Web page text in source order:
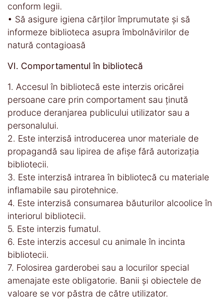
conform legii.
• Să asigure igiena cărților împrumutate și să
informeze biblioteca asupra îmbolnăvirilor de
natură contagioasă
VI. Comportamentul în bibliotecă
1. Accesul în bibliotecă este interzis oricărei
persoane care prin comportament sau ţinută
produce deranjarea publicului utilizator sau a
personalului.
2. Este interzisă introducerea unor materiale de
propagandă sau lipirea de afişe fără autorizaţia
bibliotecii.
3. Este interzisă intrarea în bibliotecă cu materiale
inflamabile sau pirotehnice.
4. Este interzisă consumarea băuturilor alcoolice în
interiorul bibliotecii.
5. Este interzis fumatul.
6. Este interzis accesul cu animale în incinta
bibliotecii.
7. Folosirea garderobei sau a locurilor special
amenajate este obligatorie. Banii şi obiectele de
valoare se vor păstra de către utilizator.